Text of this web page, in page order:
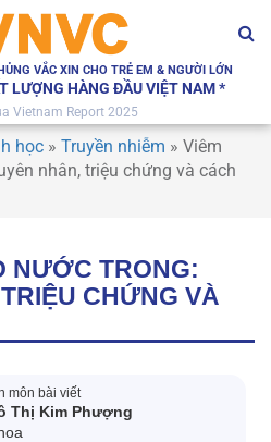
VẮC XIN CHO TRẺ EM & NGƯỜI LỚN
LƯỢNG HÀNG ĐẦU VIỆT NAM *
Vietnam Report 2025
học » Truyền nhiễm » Viêm
nhân, triệu chứng và cách
NƯỚC TRONG:
CHỨNG VÀ
môn bài viết
Thị Kim Phượng